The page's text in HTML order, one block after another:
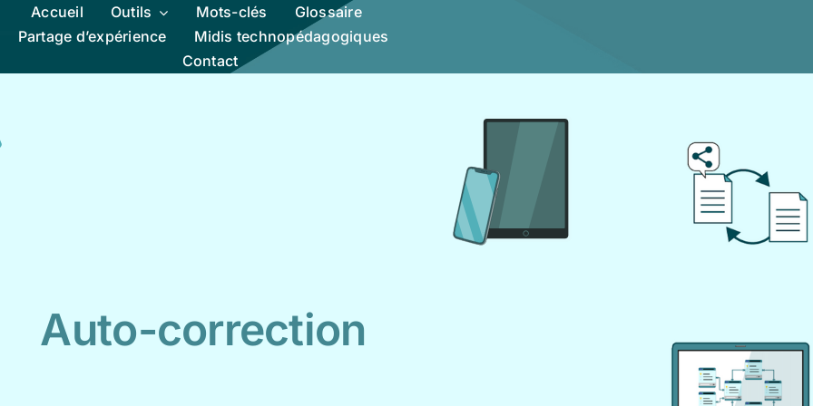
Accueil Outils Mots-clés
Glossaire
Partage d’expérience
Midis technopédagogiques
Contact
Auto-correction